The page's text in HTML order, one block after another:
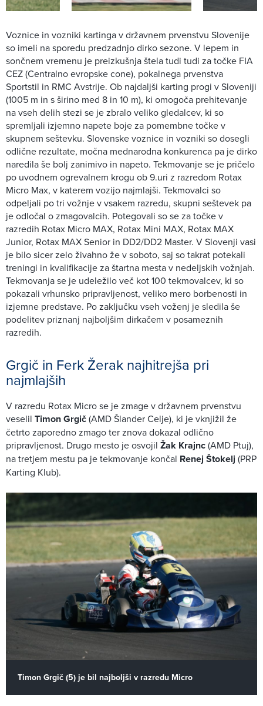
Voznice in vozniki kartinga v državnem prvenstvu Slovenije
so imeli na sporedu predzadnjo dirko sezone. V lepem in
sončnem vremenu je preizkušnja štela tudi tudi za točke FIA
CEZ (Centralno evropske cone), pokalnega prvenstva
Sportstil in RMC Avstrije. Ob najdaljši karting progi v Sloveniji
(1005 m in s širino med 8 in 10 m), ki omogoča prehitevanje
na vseh delih stezi se je zbralo veliko gledalcev, ki so
spremljali izjemno napete boje za pomembne točke v
skupnem seštevku. Slovenske voznice in vozniki so dosegli
odlične rezultate, močna mednarodna konkurenca pa je dirko
naredila še bolj zanimivo in napeto. Tekmovanje se je pričelo
po uvodnem ogrevalnem krogu ob 9.uri z razredom Rotax
Micro Max, v katerem vozijo najmlajši. Tekmovalci so
odpeljali po tri vožnje v vsakem razredu, skupni seštevek pa
je odločal o zmagovalcih. Potegovali so se za točke v
razredih Rotax Micro MAX, Rotax Mini MAX, Rotax MAX
Junior, Rotax MAX Senior in DD2/DD2 Master. V Slovenji vasi
je bilo sicer zelo živahno že v soboto, saj so takrat potekali
treningi in kvalifikacije za štartna mesta v nedeljskih vožnjah.
Tekmovanja se je udeležilo več kot 100 tekmovalcev, ki so
pokazali vrhunsko pripravljenost, veliko mero borbenosti in
izjemne predstave. Po zaključku vseh voženj je sledila še
podelitev priznanj najboljšim dirkačem v posameznih
razredih.
Grgič in Ferk Žerak najhitrejša pri
najmlajših
V razredu Rotax Micro se je zmage v državnem prvenstvu
veselil Timon Grgič(AMD Šlander Celje), ki je vknjižil že
četrto zaporedno zmago ter znova dokazal odlično
pripravljenost. Drugo mesto je osvojil Žak Krajnc(AMD Ptuj),
na tretjem mestu pa je tekmovanje končal Renej Štokelj (PRP
Karting Klub).
Timon Grgič (5) je bil najboljši v razredu Micro